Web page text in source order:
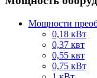
Мощности
0,18 кВт
0,37 квт
0,55 квт
0,75 кВт